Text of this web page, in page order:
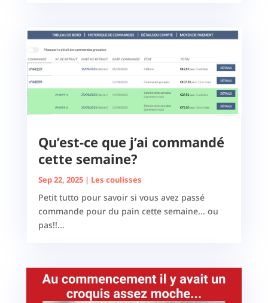
Qu’est-ce que j’ai commandé
cette semaine?
Sep 22, 2025| Les coulisses
Petit tutto pour savoir si vous avez passé
commande pour du pain cette semaine... ou
pas!!...